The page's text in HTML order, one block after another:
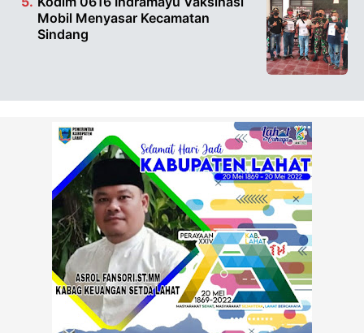
Mobil Menyasar Kecamatan
Sindang